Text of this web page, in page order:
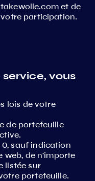
et de
participation.
vous
lois de votre
de portefeuille
sauf indication
web, de n'importe
listée sur
portefeuille.